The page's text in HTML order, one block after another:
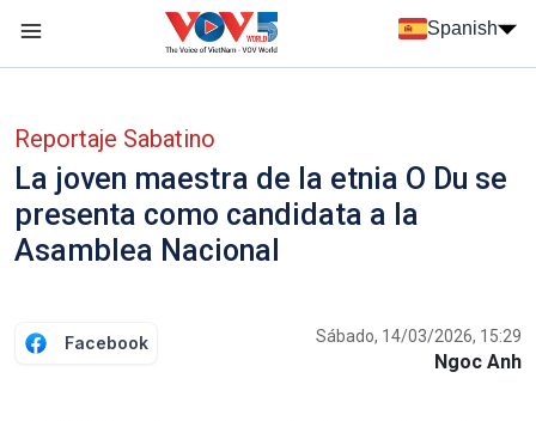
Spanish
Reportaje Sabatino
La joven maestra de la etnia O Du se
presenta como candidata a la
Asamblea Nacional
Facebook Sábado, 14/03/2026, 15:29
Ngoc Anh